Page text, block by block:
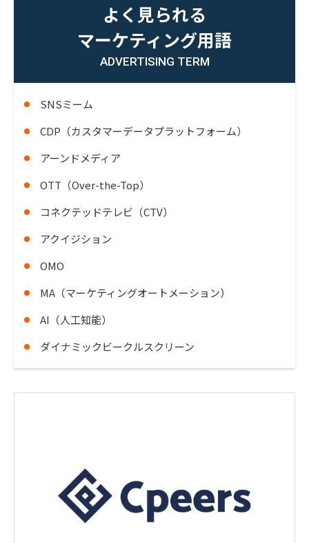
よく見られる
マーケティング用語
ADVERTISING TERM
SNSミーム
CDP（カスタマーデータプラットフォーム）
アーンドメディア
OTT（Over-the-Top）
コネクテッドテレビ（CTV）
アクイジション
OMO
MA（マーケティングオートメーション）
AI（人工知能）
ダイナミックビークルスクリーン